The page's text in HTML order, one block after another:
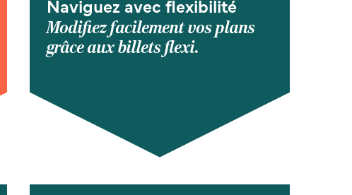
Naviguez avec flexibilité
Modifiez facilement vos plans
grâce aux billets flexi.